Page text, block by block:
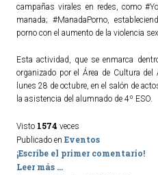
campañas virales en redes, como
manada; #ManadaPorno,
porno con el aumento de la violencia
Esta actividad, que se enmarca
organizado por el Área de Cultura
lunes 28 de octubre, en el salón de
la asistencia del alumnado de 4º ESO.
Visto 1574 veces
Publicado en Eventos
¡Escribe el primer comentario!
Leer más ...